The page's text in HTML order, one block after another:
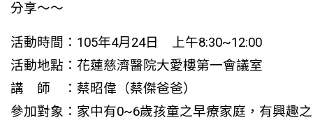
分享～～
活動時間：105年4月24日 上午8:30~12:00
活動地點：花蓮慈濟醫院大愛樓第一會議室
講 師 ：蔡昭偉（蔡傑爸爸）
參加對象：家中有0~6歲孩童之早療家庭，有興趣之